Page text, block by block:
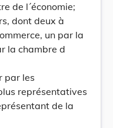
de l´économie;
dont deux à
un par la
la chambre d
par les
représentatives
de la